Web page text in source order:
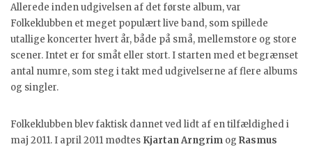
Allerede inden udgivelsen af det første album, var
Folkeklubben et meget populært live band, som spillede
utallige koncerter hvert år, både på små, mellemstore og store
scener. Intet er for småt eller stort. I starten med et begrænset
antal numre, som steg i takt med udgivelserne af flere albums
og singler.
Folkeklubben blev faktisk dannet ved lidt af en tilfældighed i
maj 2011. I april 2011 mødtes Kjartan Arngrim og Rasmus